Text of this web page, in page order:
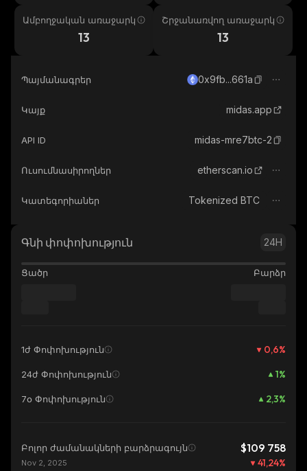
Ամբողջական առաջարկ
13
Շրջանառվող առաջարկ
13
Պայմանագրեր 0x9fb...661a
Կայք midas.app
API ID midas-mre7btc-2
Ուսումնասիրողներ etherscan.io
Կատեգորիաներ Tokenized BTC
Գնի փոփոխություն 24H
Ցածր Բարձր
1ժ Փոփոխություն 0,6%
24ժ Փոփոխություն 1%
7օ Փոփոխություն 2,3%
Բոլոր ժամանակների բարձրագույն $109 758
Nov 2, 2025 41,24%